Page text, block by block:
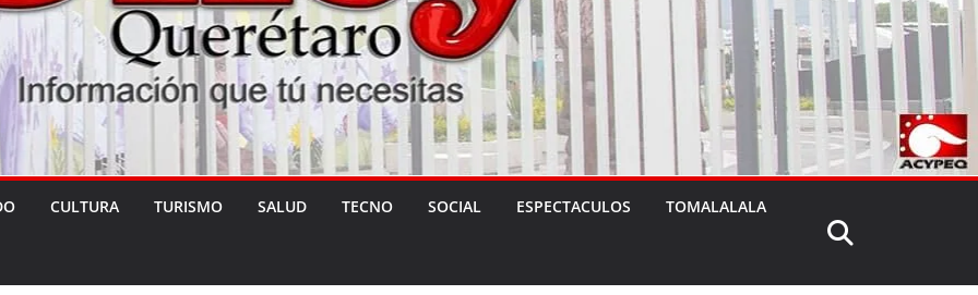
CULTURA TURISMO SALUD TECNO SOCIAL ESPECTACULOS TOMALALALA